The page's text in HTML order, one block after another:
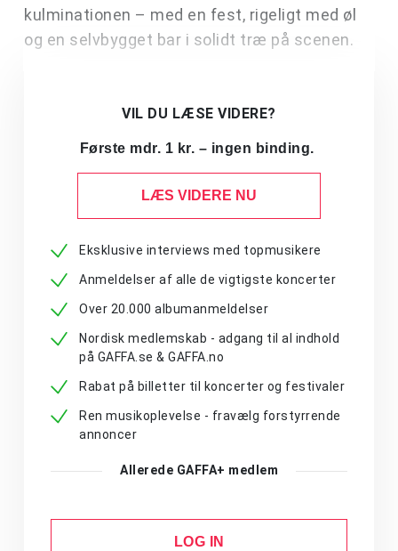
kulminationen – med en fest, rigeligt med øl
og en selvbygget bar i solidt træ på scenen.
VIL DU LÆSE VIDERE?
Første mdr. 1 kr. – ingen binding.
LÆS VIDERE NU
Eksklusive interviews med topmusikere
Anmeldelser af alle de vigtigste koncerter
Over 20.000 albumanmeldelser
Nordisk medlemskab - adgang til al indhold
på GAFFA.se & GAFFA.no
Rabat på billetter til koncerter og festivaler
Ren musikoplevelse - fravælg forstyrrende
annoncer
Allerede GAFFA+ medlem
LOG IN